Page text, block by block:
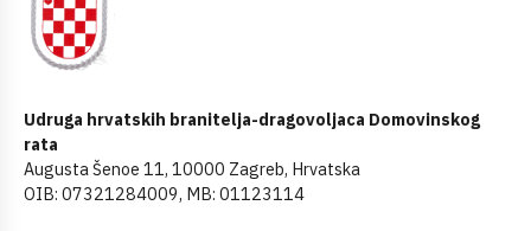
Udruga hrvatskih branitelja-dragovoljaca Domovinskog
rata
Augusta Šenoe 11, 10000 Zagreb, Hrvatska
OIB: 07321284009, MB: 01123114